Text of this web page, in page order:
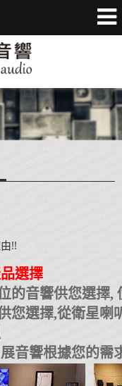
!!
選擇
的音響供您選擇,
您選擇,從衛星喇
音響根據您的需